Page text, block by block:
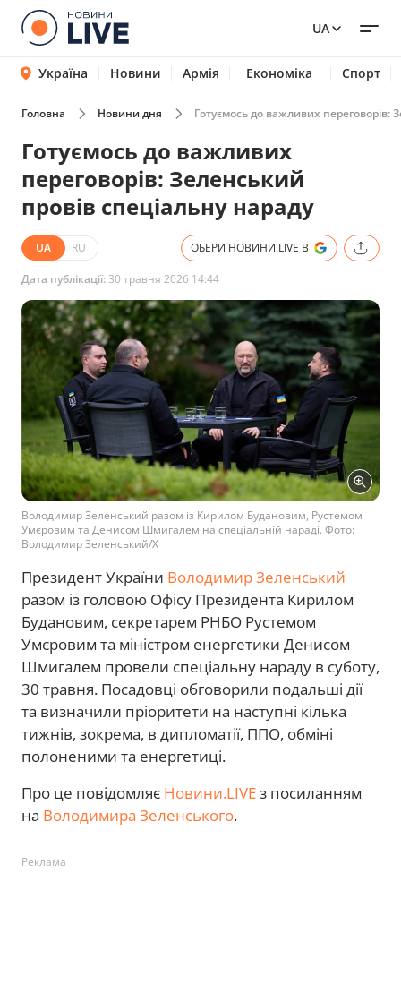
UA
Україна Новини Армія Економіка Спорт
Головна Новини дня Готуємось до важливих переговорів:
Готуємось до важливих
переговорів: Зеленський
провів спеціальну нараду
UA RU ОБЕРИ НОВИНИ.LIVE В
Дата публікації: 30 травня 2026 14:44
Володимир Зеленський разом із Кирилом Будановим, Рустемом
Умєровим та Денисом Шмигалем на спеціальній нараді. Фото:
Володимир Зеленський/Х
Президент України Володимир Зеленський
разом із головою Офісу Президента Кирилом
Будановим, секретарем РНБО Рустемом
Умєровим та міністром енергетики Денисом
Шмигалем провели спеціальну нараду в суботу,
30 травня. Посадовці обговорили подальші дії
та визначили пріоритети на наступні кілька
тижнів, зокрема, в дипломатії, ППО, обміні
полоненими та енергетиці.
Про це повідомляє Новини.LIVEз посиланням
на Володимира Зеленського.
Реклама